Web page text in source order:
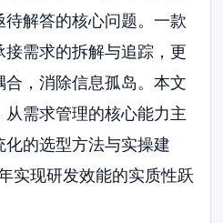
待解答的核心问题。一款
需求的拆解与追踪，更
，消除信息孤岛。本文
需求管理的核心能力主
的选型方法与实操建
实现研发效能的实质性跃